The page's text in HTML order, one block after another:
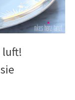
luft!